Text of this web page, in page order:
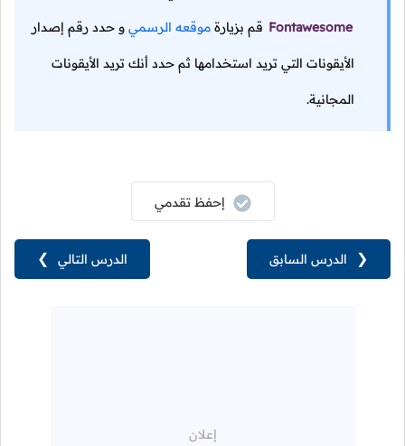
Fontawesome قم بزيارة موقعه الرسمي و حدد رقم إصدار
الأيقونات التي تريد استخدامها ثم حدد أنك تريد الأيقونات
المجانية.
الدرس التالي ❯
إحفظ تقدمي
❮ الدرس السابق